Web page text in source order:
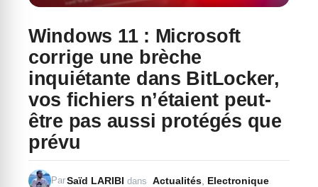
Windows 11 : Microsoft
corrige une brèche
inquiétante dans BitLocker,
vos fichiers n’étaient peut-
être pas aussi protégés que
prévu
ParSaïd LARIBI dans Actualités Electronique